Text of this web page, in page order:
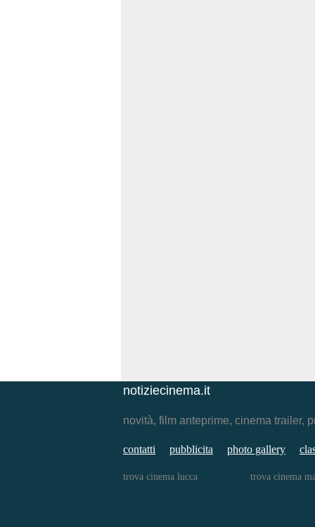
notiziecinema.it
novità, film anteprime, cinema trailer,
contatti pubblicita photo gallery
trova cinema lucca trova cinema